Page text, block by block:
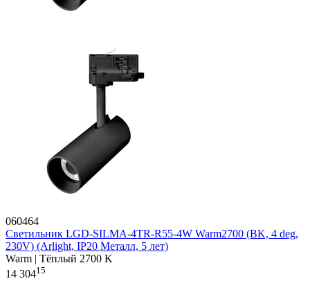
060464
Светильник LGD-SILMA-4TR-R55-4W Warm2700 (BK, 4 deg,
230V) (Arlight, IP20 Металл, 5 лет)
Warm | Тёплый 2700 K
14 30415